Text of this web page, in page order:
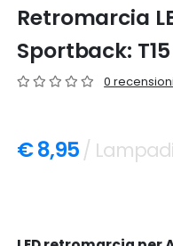
Retromarcia
Sportback:
0 recensioni
€ 8,95 /